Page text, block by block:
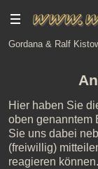
Gordana & Ralf
Hier haben Sie
oben genanntem
Sie uns dabei
(freiwillig)
reagieren können.